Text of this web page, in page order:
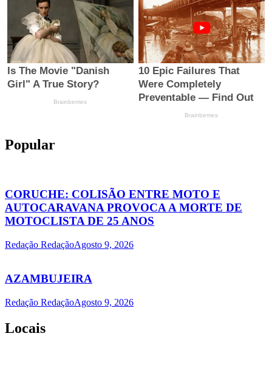
Popular
CORUCHE: COLISÃO ENTRE MOTO E
AUTOCARAVANA PROVOCA A MORTE DE
MOTOCLISTA DE 25 ANOS
Redação RedaçãoAgosto 9, 2026
AZAMBUJEIRA
Redação RedaçãoAgosto 9, 2026
Locais